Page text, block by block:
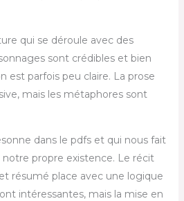
qui se déroule avec des
sont crédibles et bien
est parfois peu claire. La prose
mais les métaphores sont
dans le pdfs et qui nous fait
propre existence. Le récit
résumé place avec une logique
intéressantes, mais la mise en